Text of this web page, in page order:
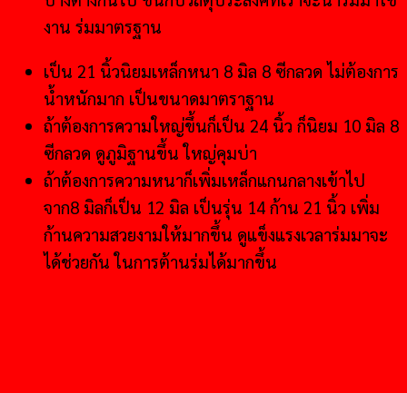
งาน ร่มมาตรฐาน
เป็น 21 นิ้วนิยมเหล็กหนา 8 มิล 8 ซีกลวด ไม่ต้องการ
น้ำหนักมาก เป็นขนาดมาตราฐาน
ถ้าต้องการความใหญ่ขึ้นก็เป็น 24 นิ้ว ก็นิยม 10 มิล 8
ซีกลวด ดูภูมิฐานขึ้น ใหญ่คุมบ่า
ถ้าต้องการความหนาก็เพิ่มเหล็กแกนกลางเข้าไป
จาก8 มิลก็เป็น 12 มิล เป็นรุ่น 14 ก้าน 21 นิ้ว เพิ่ม
ก้านความสวยงามให้มากขึ้น ดูแข็งแรงเวลาร่มมาจะ
ได้ช่วยกัน ในการต้านร่มได้มากขึ้น